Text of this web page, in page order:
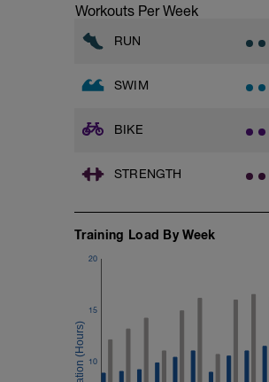
6 . 2 x 100 Aus;
xxxxxx
Workouts Per Week
RUN
SWIM
BIKE
STRENGTH
Training Load By Week
10
15
20